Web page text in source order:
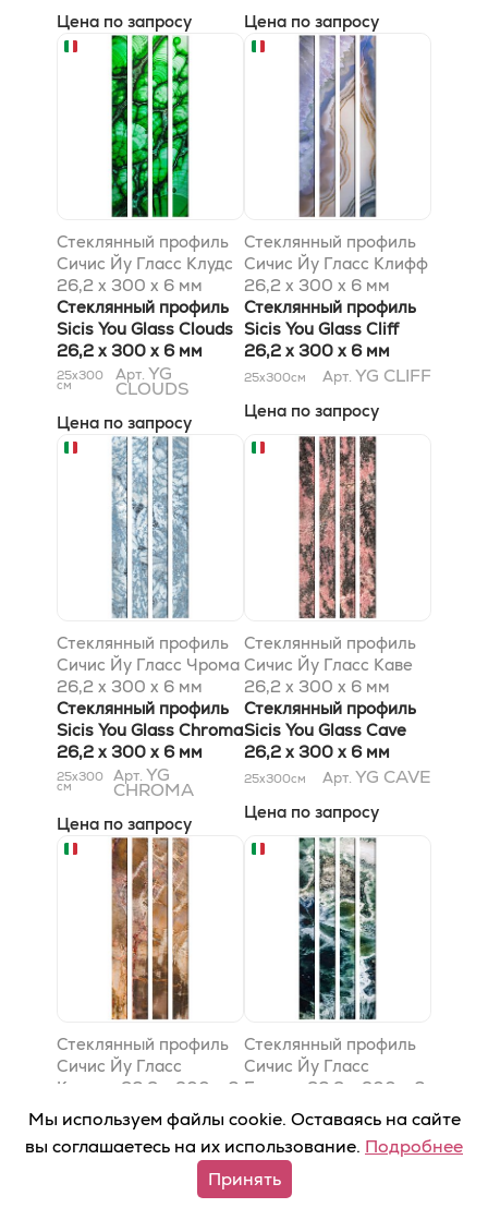
Цена по запросу Цена по запросу
Стеклянный профиль
Сичис Йу Гласс Клудс
26,2 x 300 x 6 мм
Стеклянный профиль
Sicis You Glass Clouds
26,2 x 300 x 6 мм
25x300
см
Арт.YG
CLOUDS
Цена по запросу
Стеклянный профиль
Сичис Йу Гласс Клифф
26,2 x 300 x 6 мм
Стеклянный профиль
Sicis You Glass Cliff
26,2 x 300 x 6 мм
25x300см Арт. YG CLIFF
Цена по запросу
Стеклянный профиль
Сичис Йу Гласс Чрома
26,2 x 300 x 6 мм
Стеклянный профиль
Sicis You Glass Chroma
26,2 x 300 x 6 мм
25x300
см
Арт.YG
CHROMA
Цена по запросу
Стеклянный профиль
Сичис Йу Гласс Каве
26,2 x 300 x 6 мм
Стеклянный профиль
Sicis You Glass Cave
26,2 x 300 x 6 мм
25x300см Арт. YG CAVE
Цена по запросу
Стеклянный профиль
Сичис Йу Гласс
Канион 26,2 x 300 x 6
Стеклянный профиль
Sicis You Glass Canyon
26,2 x 300 x 6 мм
Стеклянный профиль
Сичис Йу Гласс
Булдер 26,2 x 300 x 6
мм
Стеклянный профиль
Sicis You Glass Boulder
26,2 x 300 x 6 мм
25x300
см
Мы используем файлы cookie. Оставаясь на сайте
вы соглашаетесь на их использование. Подробнее
Принять